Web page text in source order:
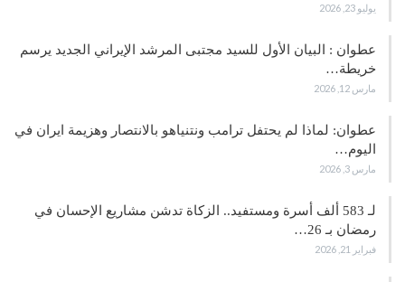
يوليو 23, 2026
عطوان : البيان الأول للسيد مجتبى المرشد الإيراني الجديد يرسم
خريطة…
مارس 12, 2026
عطوان: لماذا لم يحتفل ترامب ونتنياهو بالانتصار وهزيمة ايران في
اليوم…
مارس 3, 2026
لـ 583 ألف أسرة ومستفيد.. الزكاة تدشن مشاريع الإحسان في
رمضان بـ 26…
فبراير 21, 2026